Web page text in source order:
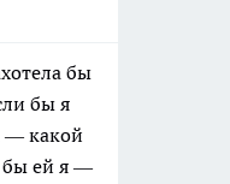
бы
бы я
— какой
бы ей я —